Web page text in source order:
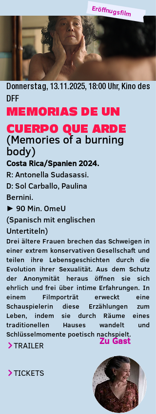
Eröffnugsfilm
Donnerstag, 13.11.2025, 18:00 Uhr, Kino des
DFF
MEMORIAS DE UN
CUERPO QUE ARDE
Costa Rica/Spanien 2024.
R: Antonella Sudasassi.
D: Sol Carballo, Paulina
Bernini.
► 90 Min. OmeU
(Spanisch mit englischen
Untertiteln)
Drei ältere Frauen brechen das Schweigen in
einer extrem konservativen Gesellschaft und
teilen ihre Lebensgeschichten durch die
Evolution ihrer Sexualität. Aus dem Schutz
der Anonymität heraus öffnen sie sich
ehrlich und frei über intime Erfahrungen. In
einem Filmporträt erweckt eine
Schauspielerin diese Erzählungen zum
Leben, indem sie durch Räume eines
traditionellen Hauses wandelt und
Schlüsselmomente poetisch nachspielt.
TRAILER
(Memories of a burning
body)
Zu Gast
TICKETS